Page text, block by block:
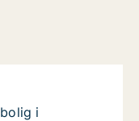
i København
i København
i